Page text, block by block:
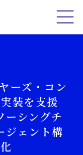
ーズ・コン
装を支援
シングチ
ジェント構